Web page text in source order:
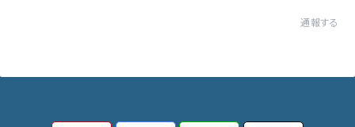
通報する